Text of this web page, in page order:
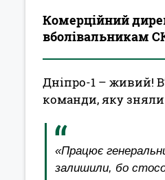
Комерційний
вболівальникам
Дніпро-1 – живий!
команди, яку зняли
«Працює
залишили, бо